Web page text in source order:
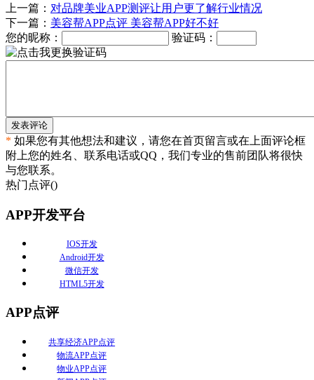
上一篇： 对品牌美业APP测评让用户更了解行业情况
下一篇： 美容帮APP点评 美容帮APP好不好
您的昵称：
验证码：
发表评论
* 如果您有其他想法和建议，请您在首页留言或在上面评论框
附上您的姓名、联系电话或QQ，我们专业的售前团队将很快
与您联系。
热门点评()
APP开发平台
IOS开发
Android开发
微信开发
HTML5开发
APP点评
共享经济APP点评
物流APP点评
物业APP点评